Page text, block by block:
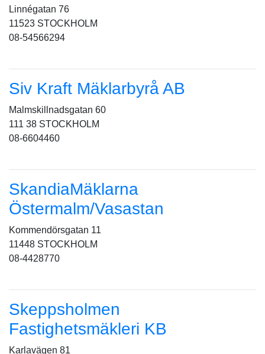
Linnégatan 76
11523 STOCKHOLM
08-54566294
Siv Kraft Mäklarbyrå AB
Malmskillnadsgatan 60
111 38 STOCKHOLM
08-6604460
SkandiaMäklarna
Östermalm/Vasastan
Kommendörsgatan 11
11448 STOCKHOLM
08-4428770
Skeppsholmen
Fastighetsmäkleri KB
Karlavägen 81